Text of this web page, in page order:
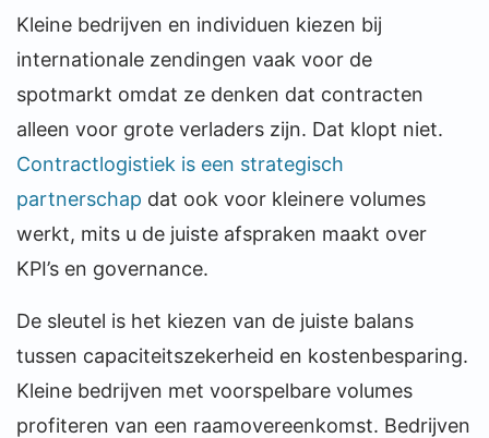
Kleine bedrijven en individuen kiezen bij
internationale zendingen vaak voor de
spotmarkt omdat ze denken dat contracten
alleen voor grote verladers zijn. Dat klopt niet.
Contractlogistiek is een strategisch
partnerschap dat ook voor kleinere volumes
werkt, mits u de juiste afspraken maakt over
KPI’s en governance.
De sleutel is het kiezen van de juiste balans
tussen capaciteitszekerheid en kostenbesparing.
Kleine bedrijven met voorspelbare volumes
profiteren van een raamovereenkomst. Bedrijven